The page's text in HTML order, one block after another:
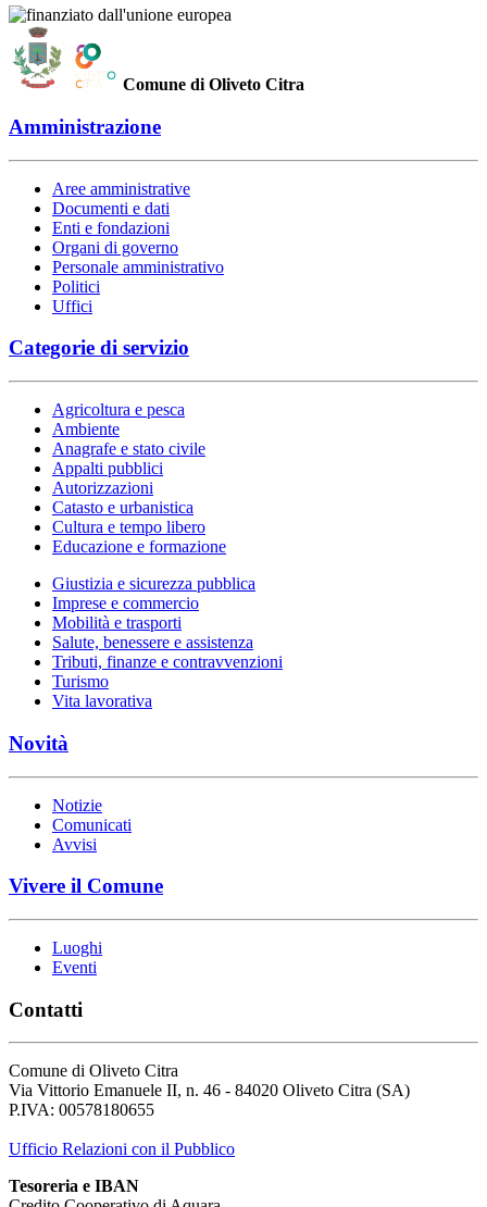
Comune di Oliveto Citra
Amministrazione
Aree amministrative
Documenti e dati
Enti e fondazioni
Organi di governo
Personale amministrativo
Politici
Uffici
Categorie di servizio
Agricoltura e pesca
Ambiente
Anagrafe e stato civile
Appalti pubblici
Autorizzazioni
Catasto e urbanistica
Cultura e tempo libero
Educazione e formazione
Giustizia e sicurezza pubblica
Imprese e commercio
Mobilità e trasporti
Salute, benessere e assistenza
Tributi, finanze e contravvenzioni
Turismo
Vita lavorativa
Novità
Notizie
Comunicati
Avvisi
Vivere il Comune
Luoghi
Eventi
Contatti
Comune di Oliveto Citra
Via Vittorio Emanuele II, n. 46 - 84020 Oliveto Citra (SA)
P.IVA: 00578180655
Ufficio Relazioni con il Pubblico
Tesoreria e IBAN